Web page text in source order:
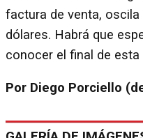
factura de venta,
dólares. Habrá que
conocer el final de esta
Por Diego Porciello